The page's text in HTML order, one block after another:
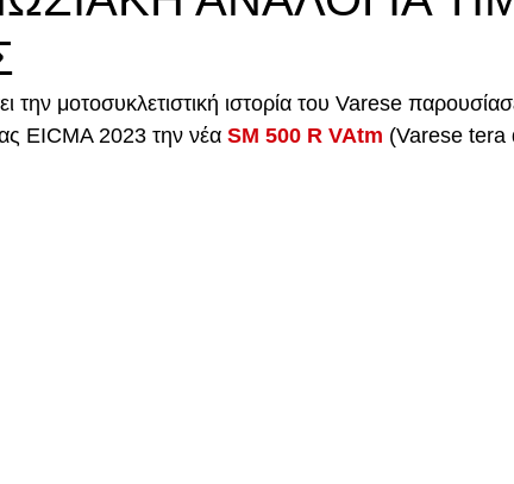
την μοτοσυκλετιστική ιστορία του Varese
EICMA 2023 την νέα SM 500 R VAtm (Varese tera